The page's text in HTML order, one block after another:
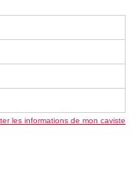
les informations de mon caviste